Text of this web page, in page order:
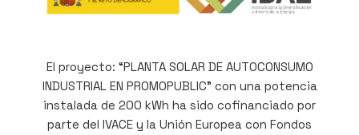
El proyecto: “PLANTA SOLAR DE AUTOCONSUMO
INDUSTRIAL EN PROMOPUBLIC” con una potencia
instalada de 200 kWh ha sido cofinanciado por
parte del IVACE y la Unión Europea con Fondos